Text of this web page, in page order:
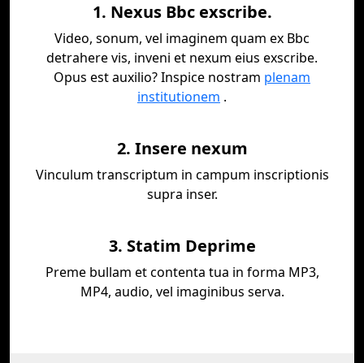
1. Nexus Bbc exscribe.
Video, sonum, vel imaginem quam ex Bbc
detrahere vis, inveni et nexum eius exscribe.
Opus est auxilio? Inspice nostram plenam
institutionem .
2. Insere nexum
Vinculum transcriptum in campum inscriptionis
supra inser.
3. Statim Deprime
Preme bullam et contenta tua in forma MP3,
MP4, audio, vel imaginibus serva.